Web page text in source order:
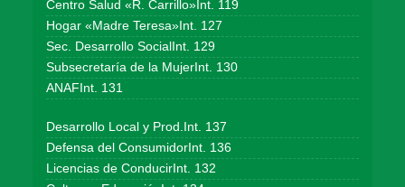
Centro Salud «R. Carrillo»Int. 119
Hogar «Madre Teresa»Int. 127
Sec. Desarrollo SocialInt. 129
Subsecretaría de la MujerInt. 130
ANAFInt. 131
Desarrollo Local y Prod.Int. 137
Defensa del ConsumidorInt. 136
Licencias de ConducirInt. 132